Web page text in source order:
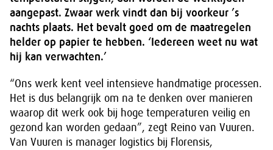
aangepast. Zwaar werk vindt dan bij voorkeur ’s
nachts plaats. Het bevalt goed om de maatregelen
helder op papier te hebben. ‘Iedereen weet nu wat
hij kan verwachten.’
“Ons werk kent veel intensieve handmatige processen.
Het is dus belangrijk om na te denken over manieren
waarop dit werk ook bij hoge temperaturen veilig en
gezond kan worden gedaan”, zegt Reino van Vuuren.
Van Vuuren is manager logistics bij Florensis,